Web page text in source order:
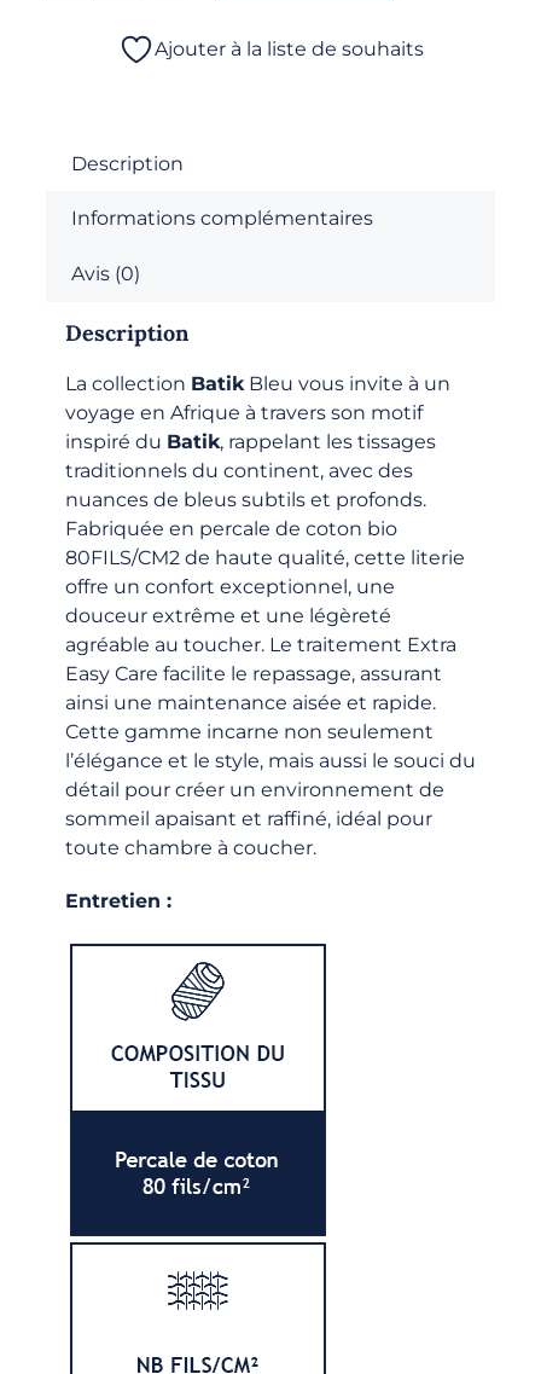
Batik
de
Ajouter à la liste de souhaits
Description
Informations complémentaires
Avis (0)
Description
La collection BatikBleu vous invite à un
voyage en Afrique à travers son motif
inspiré du Batik, rappelant les tissages
traditionnels du continent, avec des
nuances de bleus subtils et profonds.
Fabriquée en percale de coton bio
80FILS/CM2 de haute qualité, cette literie
offre un confort exceptionnel, une
douceur extrême et une légèreté
agréable au toucher. Le traitement Extra
Easy Care facilite le repassage, assurant
ainsi une maintenance aisée et rapide.
Cette gamme incarne non seulement
l’élégance et le style, mais aussi le souci du
détail pour créer un environnement de
sommeil apaisant et raffiné, idéal pour
toute chambre à coucher.
Entretien :